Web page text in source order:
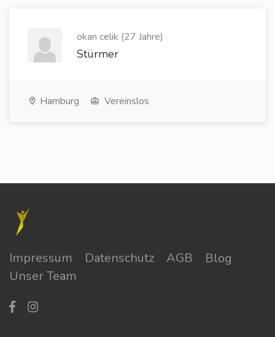
okan celik (27 Jahre)
Stürmer
Hamburg Vereinslos
Impressum Datenschutz AGB
Blog
Unser Team